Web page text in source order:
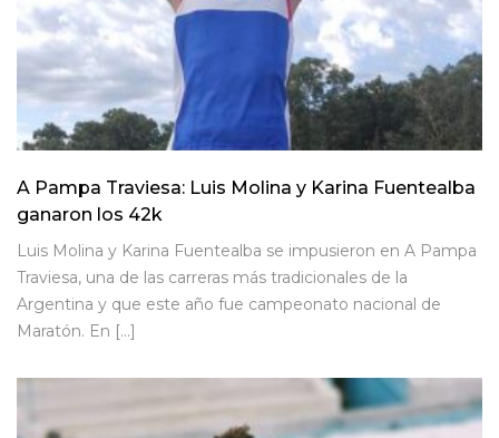
A Pampa Traviesa: Luis Molina y Karina Fuentealba
ganaron los 42k
Luis Molina y Karina Fuentealba se impusieron en A Pampa
Traviesa, una de las carreras más tradicionales de la
Argentina y que este año fue campeonato nacional de
Maratón. En […]